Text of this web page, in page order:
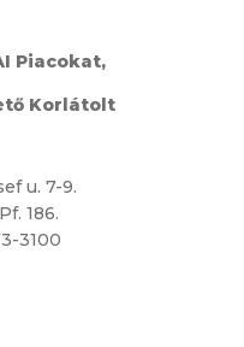
Piacokat,
Korlátolt
u. 7-9.
186.
3100